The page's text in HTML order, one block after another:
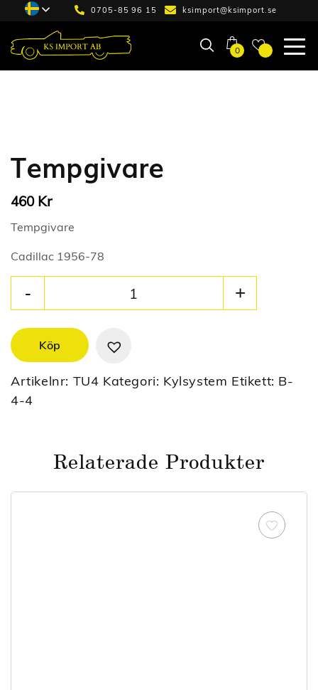
0705-85 96 15 ksimport@ksimport.se
0
Tempgivare
460 Kr
Tempgivare
Cadillac 1956-78
Köp
Artikelnr: TU4 Kategori: Kylsystem Etikett: B-
4-4
Relaterade Produkter